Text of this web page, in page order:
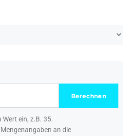
Wert ein, z.B. 35.
an die